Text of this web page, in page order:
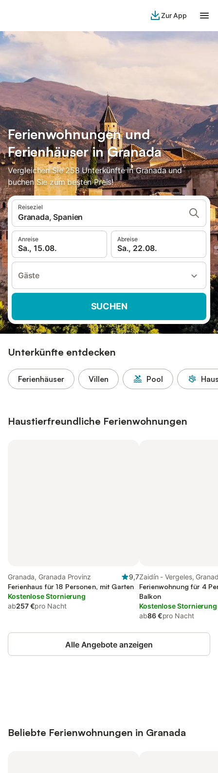
Zur App
Ferienwohnungen und
Ferienhäuser in Granada
Vergleichen Sie 258 Unterkünfte in Granada und
buchen Sie zum besten Preis!
Reiseziel
Granada, Spanien
Anreise
Sa., 15.08.
Abreise
Sa., 22.08.
Gäste
SUCHEN
Unterkünfte entdecken
Ferienhäuser Villen Pool
Haustierfreundliche Ferienwohnungen
Granada, Granada Provinz
9,7
Ferienhaus für 18 Personen, mit Garten
Kostenlose Stornierung
ab257 €pro Nacht
Zaidín - Vergeles,
Ferienwohnung für 4
Balkon
Kostenlose Stornierung
ab86 €pro Nacht
Alle Angebote anzeigen
Beliebte Ferienwohnungen in Granada